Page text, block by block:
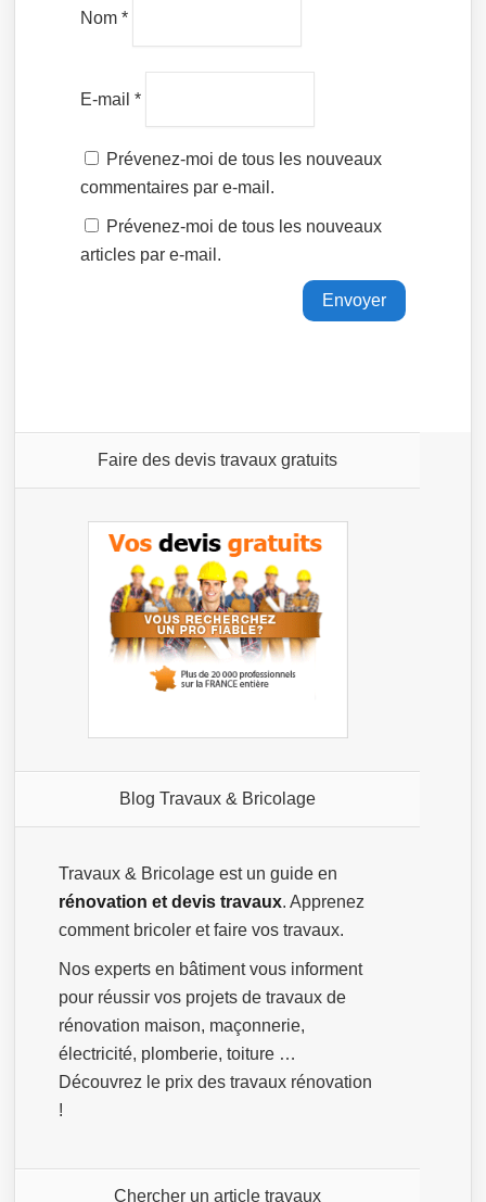
Nom*
E-mail*
Prévenez-moi de tous les nouveaux
commentaires par e-mail.
Prévenez-moi de tous les nouveaux
articles par e-mail.
Faire des devis travaux gratuits
Blog Travaux & Bricolage
Travaux & Bricolage est un guide en
rénovation et devis travaux. Apprenez
comment bricoler et faire vos travaux.
Nos experts en bâtiment vous informent
pour réussir vos projets de travaux de
rénovation maison, maçonnerie,
électricité, plomberie, toiture …
Découvrez le prix des travaux rénovation
!
Chercher un article travaux